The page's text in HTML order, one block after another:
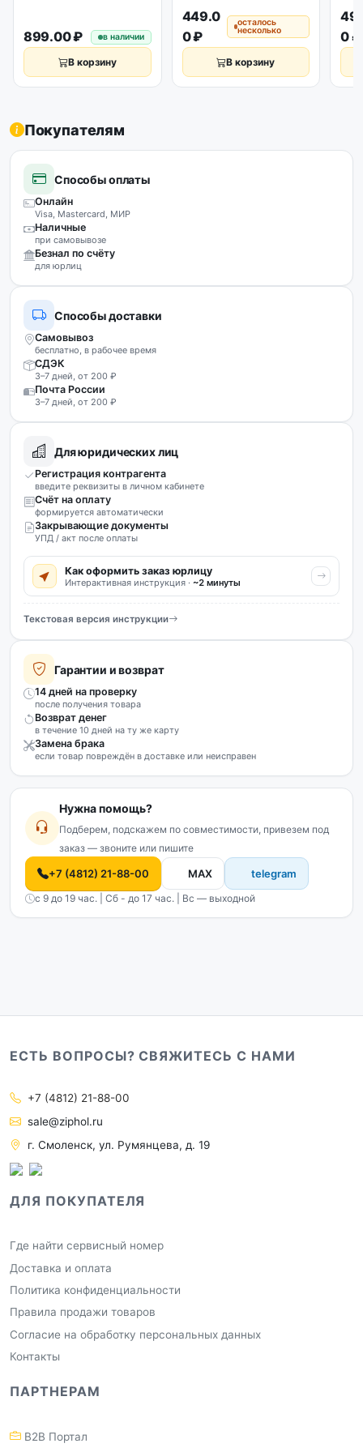
899.00 ₽ в наличии
В корзину
449.0
0 ₽
осталось
несколько
В корзину
0 ₽
Покупателям
Способы оплаты
Онлайн
Visa, Mastercard, МИР
Наличные
при самовывозе
Безнал по счёту
для юрлиц
Способы доставки
Самовывоз
бесплатно, в рабочее время
СДЭК
3–7 дней, от 200 ₽
Почта России
3–7 дней, от 200 ₽
Для юридических лиц
Регистрация контрагента
введите реквизиты в личном кабинете
Счёт на оплату
формируется автоматически
Закрывающие документы
УПД / акт после оплаты
Как оформить заказ юрлицу
Интерактивная инструкция · ~2 минуты
Текстовая версия инструкции
Гарантии и возврат
14 дней на проверку
после получения товара
Возврат денег
в течение 10 дней на ту же карту
Замена брака
если товар повреждён в доставке или неисправен
Нужна помощь?
Подберем, подскажем по совместимости, привезем под
заказ — звоните или пишите
+7 (4812) 21-88-00 MAX telegram
с 9 до 19 час. | Сб - до 17 час. | Вс — выходной
ЕСТЬ ВОПРОСЫ? СВЯЖИТЕСЬ С НАМИ
+7 (4812) 21-88-00
sale@ziphol.ru
г. Смоленск, ул. Румянцева, д. 19
ДЛЯ ПОКУПАТЕЛЯ
Где найти сервисный номер
Доставка и оплата
Политика конфиденциальности
Правила продажи товаров
Согласие на обработку персональных данных
Контакты
ПАРТНЕРАМ
B2B Портал